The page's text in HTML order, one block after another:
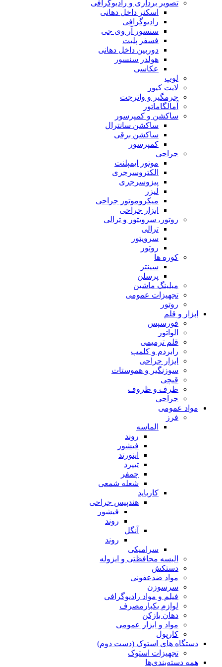
تصویر برداری و رادیوگرافی
اسکنر داخل دهانی
رادیوگرافی
سنسور آر وی جی
فسفر پلیت
دوربین داخل دهانی
هولدر سنسور
عکاسی
لوپ
لایت کیور
جرمگیر و واترجت
آمالگاماتور
ساکشن و کمپرسور
ساکشن سانترال
ساکشن برقی
کمپرسور
جراحی
موتور ایمپلنت
الکتروسرجری
پیزوسرجری
لیزر
میکروموتور جراحی
ابزار جراحی
روتور، سرویتور و ترالی
ترالی
سرویتور
روتور
کوره ها
سینتر
پرسلن
میلینگ ماشین
تجهیزات عمومی
روتور
ابزار و قلم
فورسپس
الواتور
قلم ترمیمی
رابردم و کلمپ
ابزار جراحی
سوزنگیر و هموستات
قیچی
ظرف و ظروف
جراحی
مواد عمومی
فرز
الماسه
روند
فیشور
اینورتد
تیپرد
چمفر
شعله شمعی
کارباید
هندپیس جراحی
فیشور
روند
آنگل
روند
سرامیکی
البسه محافظتی و ایزوله
دستکش
مواد ضدعفونی
سرسوزن
فیلم و مواد رادیوگرافی
لوازم یکبارمصرف
دهان بازکن
مواد و ابزار عمومی
کارپول
دستگاه های استوک (دست دوم)
تجهیزات استوک
همه دسته‌بندی‌ها